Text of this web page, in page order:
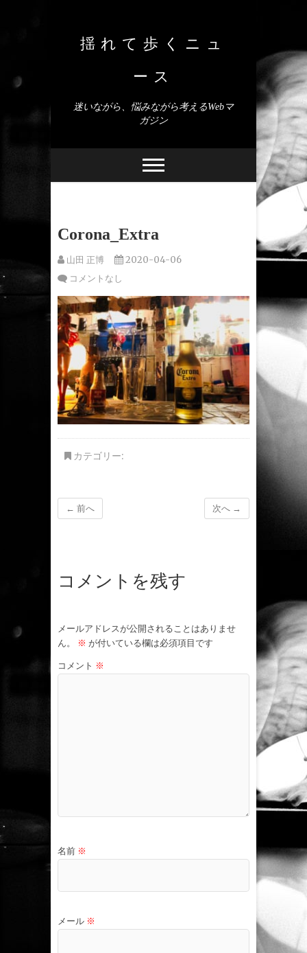
content揺れて歩くニュ
ース
迷いながら、悩みながら考えるWebマ
ガジン
Corona_Extra
山田 正博
2020-04-06
コメントなし
カテゴリー:
← 前へ 次へ →
コメントを残す
メールアドレスが公開されることはありませ
ん。
※ が付いている欄は必須項目です
コメント ※
名前 ※
メール ※